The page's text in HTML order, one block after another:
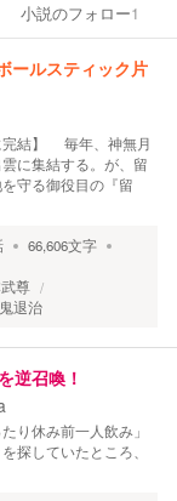
小説のフォロー1
ールスティック片
完結】 毎年、神無月
に集結する。が、留
守る御役目の『留
66,606文字
尊
鬼退治
逆召喚！
り休み前一人飲み」
探していたところ、